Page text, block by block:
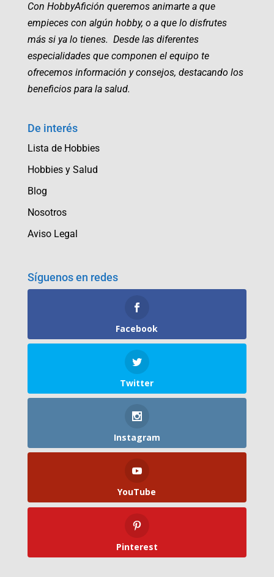
Con HobbyAfición queremos animarte a que
empieces con algún hobby, o a que lo disfrutes
más si ya lo tienes. Desde las diferentes
especialidades que componen el equipo te
ofrecemos información y consejos, destacando los
beneficios para la salud.
De interés
Lista de Hobbies
Hobbies y Salud
Blog
Nosotros
Aviso Legal
Síguenos en redes
Facebook
Twitter
Instagram
YouTube
Pinterest